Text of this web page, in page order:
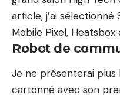
article, j’ai
Mobile Pixel, Heatsbox
Robot de
Je ne présenterai
cartonné avec son